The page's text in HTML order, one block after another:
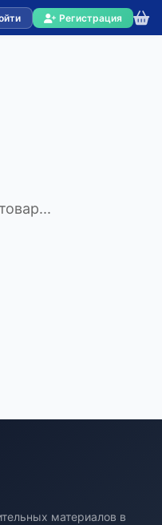
Регистрация
материалов в